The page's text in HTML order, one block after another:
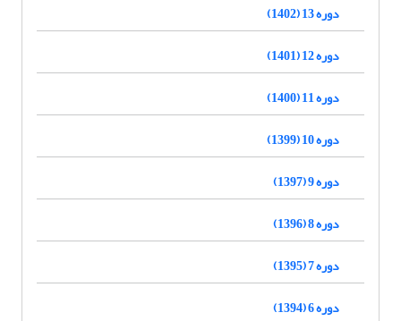
دوره 13 (1402)
دوره 12 (1401)
دوره 11 (1400)
دوره 10 (1399)
دوره 9 (1397)
دوره 8 (1396)
دوره 7 (1395)
دوره 6 (1394)